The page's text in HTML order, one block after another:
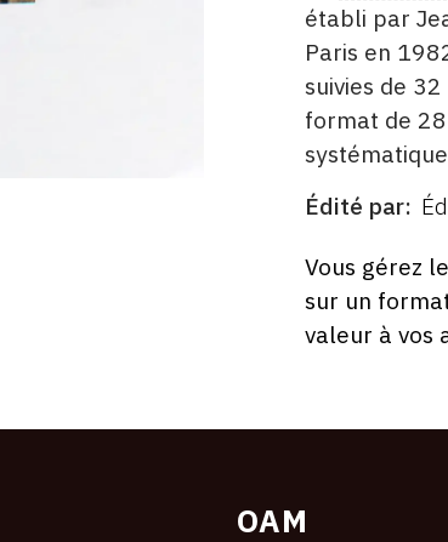
établi par
Paris en
suivies de
format de
ÉDITÉ
Édité par
FORMAT
ÉTAT
Vous gérez
sur un
valeur à vos
OAM